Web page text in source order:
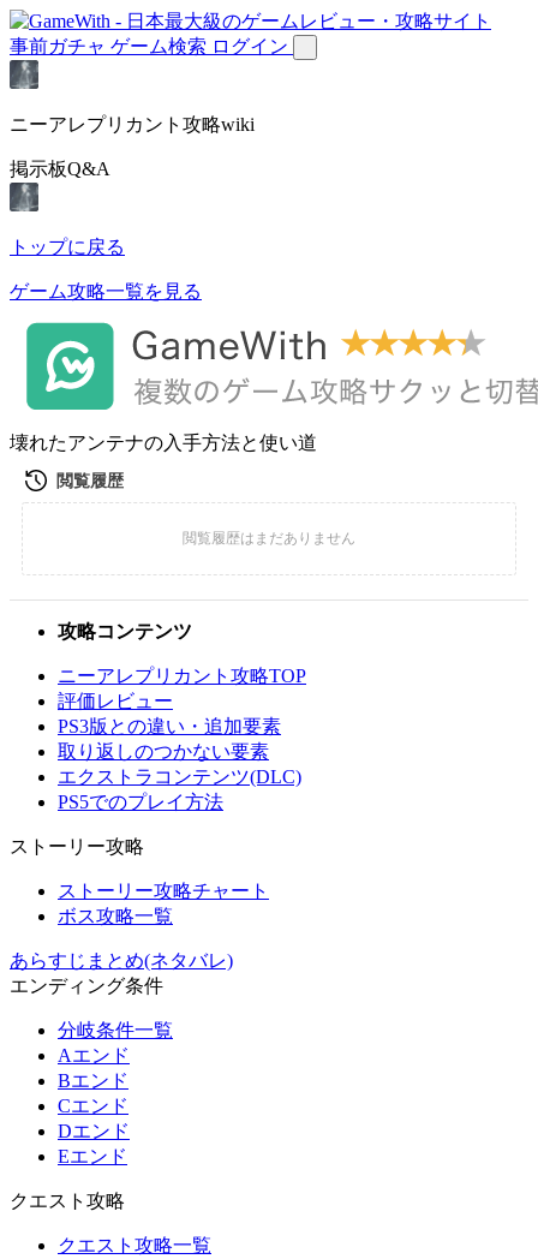
事前ガチャ ゲーム検索 ログイン
ニーアレプリカント攻略wiki
掲示板Q&A
トップに戻る
ゲーム攻略一覧を見る
壊れたアンテナの入手方法と使い道
攻略コンテンツ
ニーアレプリカント攻略TOP
評価レビュー
PS3版との違い・追加要素
取り返しのつかない要素
エクストラコンテンツ(DLC)
PS5でのプレイ方法
ストーリー攻略
ストーリー攻略チャート
ボス攻略一覧
あらすじまとめ(ネタバレ)
エンディング条件
分岐条件一覧
Aエンド
Bエンド
Cエンド
Dエンド
Eエンド
クエスト攻略
クエスト攻略一覧